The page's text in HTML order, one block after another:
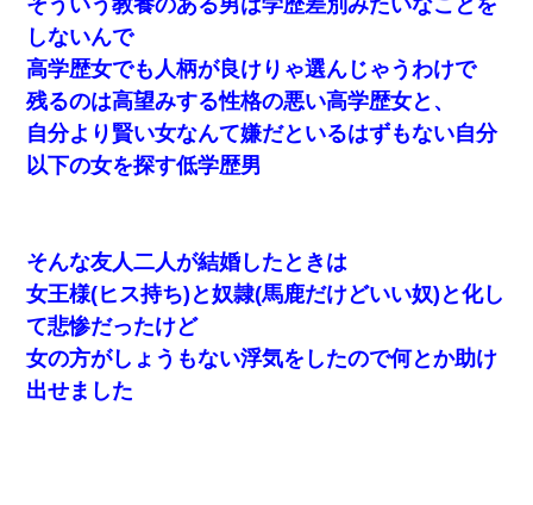
しないんで
高学歴女でも人柄が良けりゃ選んじゃうわけで
残るのは高望みする性格の悪い高学歴女と、
自分より賢い女なんて嫌だといるはずもない自分
以下の女を探す低学歴男
そんな友人二人が結婚したときは
女王様(ヒス持ち)と奴隷(馬鹿だけどいい奴)と化し
て悲惨だったけど
女の方がしょうもない浮気をしたので何とか助け
出せました